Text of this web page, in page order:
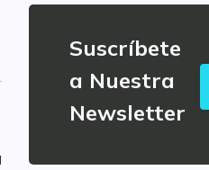
Suscríbete
a Nuestra
Newsletter